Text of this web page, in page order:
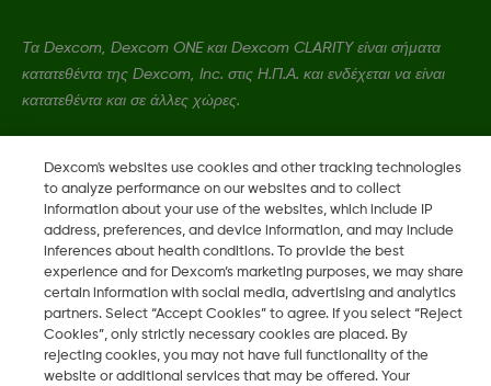
Τα Dexcom, Dexcom ONE και Dexcom CLARITY είναι σήματα
κατατεθέντα της Dexcom, Inc. στις Η.Π.Α. και ενδέχεται να είναι
κατατεθέντα και σε άλλες χώρες.
MAT-1084 Rev001
2026 Dexcom, Inc. Με την επιφύλαξη παντός δικαιώματος
GR
Αλλαγή περιοχής
Dexcom's websites use cookies and other tracking technologies
to analyze performance on our websites and to collect
information about your use of the websites, which include IP
address, preferences, and device information, and may include
inferences about health conditions. To provide the best
experience and for Dexcom’s marketing purposes, we may share
certain information with social media, advertising and analytics
partners. Select “Accept Cookies” to agree. If you select “Reject
Cookies”, only strictly necessary cookies are placed. By
rejecting cookies, you may not have full functionality of the
website or additional services that may be offered. Your